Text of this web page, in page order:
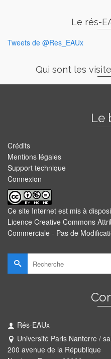
Le rés-
Tweets de @Res_EAUx
Qui sont les
Le
Crédits
Mentions légales
Support technique
Connexion
Ce site Internet est mis à
Licence Creative Commons
Commerciale - Pas de
Rechercher :
Rés-EAUx
Université Paris Nanterre /
200 avenue de la République